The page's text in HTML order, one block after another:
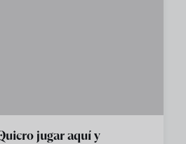
jugar aquí y